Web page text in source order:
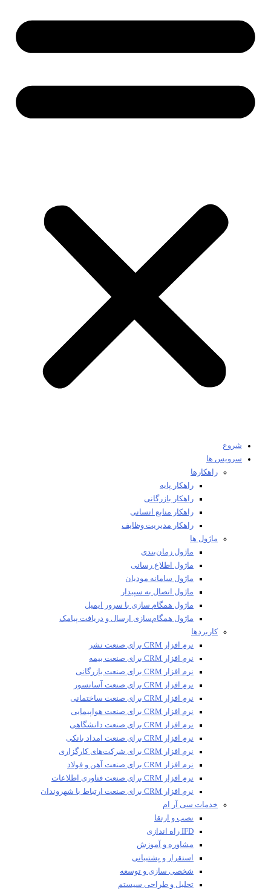
شروع
سرویس ها
راهکارها
راهکار پایه
راهکار بازرگانی
راهکار منابع انسانی
راهکار مدیریت وظایف
ماژول ها
ماژول زمان‌بندی
ماژول اطلاع رسانی
ماژول سامانه مودیان
ماژول اتصال به سپیدار
ماژول همگام سازی با سرور ایمیل
ماژول همگام‌سازی ارسال و دریافت پیامک
کاربردها
نرم افزار CRM برای صنعت نشر
نرم افزار CRM برای صنعت بیمه
نرم افزار CRM برای صنعت بازرگانی
نرم افزار CRM برای صنعت آسانسور
نرم افزار CRM برای صنعت ساختمانی
نرم افزار CRM برای صنعت هواپیمایی
نرم افزار CRM برای صنعت دانشگاهی
نرم افزار CRM برای صنعت امداد بانکی
نرم افزار CRM برای شرکت‌های کارگزاری
نرم افزار CRM برای صنعت آهن و فولاد
نرم افزار CRM برای صنعت فناوری اطلاعات
نرم افزار CRM برای صنعت ارتباط با شهروندان
خدمات سی آر ام
نصب و ارتقا
IFD راه اندازی
مشاوره و آموزش
استقرار و پشتیبانی
شخصی سازی و توسعه
تحلیل و طراحی سیستم